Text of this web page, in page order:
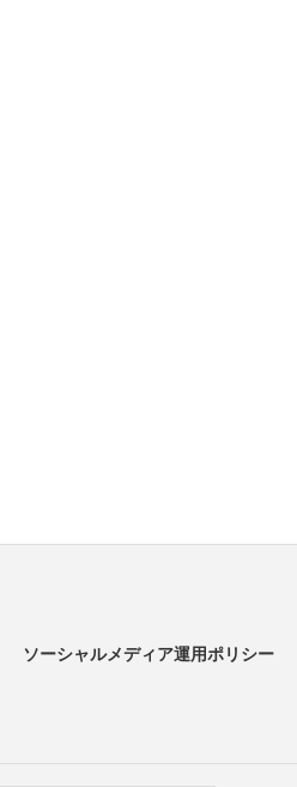
ソーシャルメディア運用ポリシー